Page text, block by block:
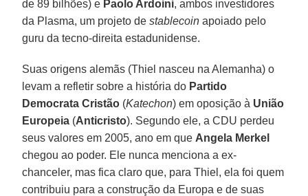
de 89 bilhões) e Paolo Ardoini, ambos investidores
da Plasma, um projeto destablecoin apoiado pelo
guru da tecno-direita estadunidense.
Suas origens alemãs (Thiel nasceu na Alemanha) o
levam a refletir sobre a história do Partido
Democrata Cristão (Katechon) em oposição à União
Europeia (Anticristo). Segundo ele, a CDU perdeu
seus valores em 2005, ano em que Angela Merkel
chegou ao poder. Ele nunca menciona a ex-
chanceler, mas fica claro que, para Thiel, ela foi quem
contribuiu para a construção da Europa e de suas